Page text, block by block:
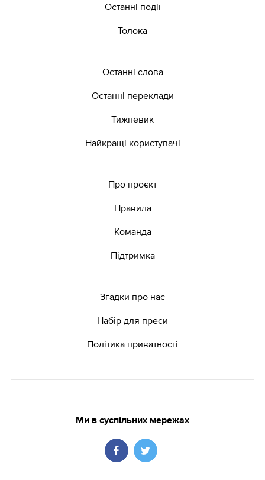
Останні події
Толока
Останні слова
Останні переклади
Тижневик
Найкращі користувачі
Про проєкт
Правила
Команда
Підтримка
Згадки про нас
Набір для преси
Політика приватності
Ми в суспільних мережах